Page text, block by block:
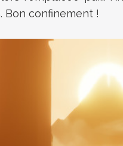
Bon confinement !